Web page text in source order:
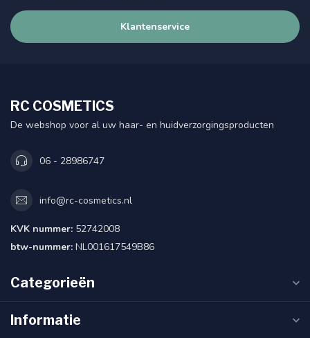
Klantenservice
RC COSMETICS
De webshop voor al uw haar- en huidverzorgingsproducten
06 - 28986747
info@rc-cosmetics.nl
KVK nummer: 52742008
btw-nummer: NL001617549B86
Categorieën
Informatie